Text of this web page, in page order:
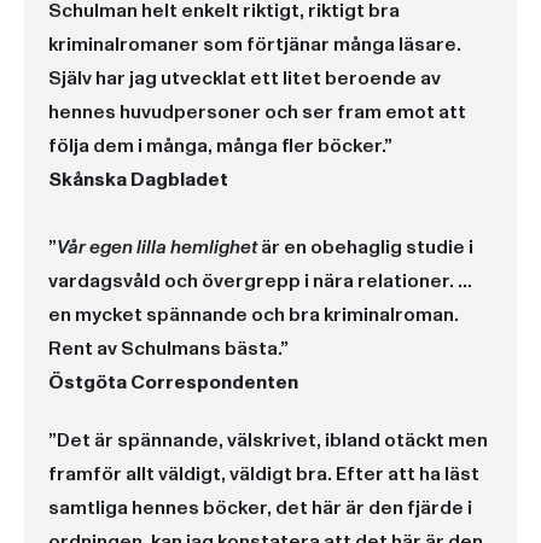
Schulman helt enkelt riktigt, riktigt bra
kriminalromaner som förtjänar många läsare.
Själv har jag utvecklat ett litet beroende av
hennes huvudpersoner och ser fram emot att
följa dem i många, många fler böcker.”
Skånska Dagbladet
”Vår egen lilla hemlighetär en obehaglig studie i
vardagsvåld och övergrepp i nära relationer. ...
en mycket spännande och bra kriminalroman.
Rent av Schulmans bästa.”
Östgöta Correspondenten
”Det är spännande, välskrivet, ibland otäckt men
framför allt väldigt, väldigt bra. Efter att ha läst
samtliga hennes böcker, det här är den fjärde i